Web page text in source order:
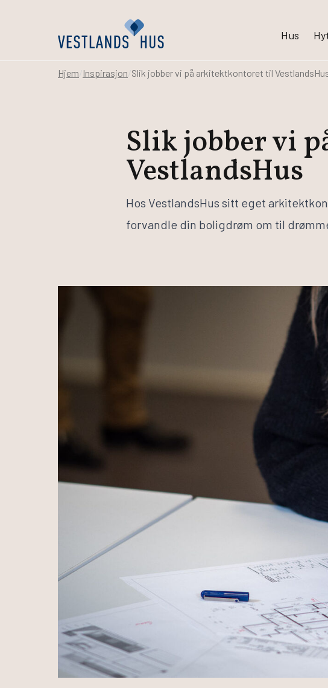
Hus
Rehabilitering
ingeniørtjenester
Bestill katalog
Husbyggerguiden
Byggeprosessen
Inspirasjon
Hjem Inspirasjon Slik jobber vi på arkitektkontoret til
Slik jobber vi
VestlandsHus
Hos VestlandsHus sitt eget
forvandle din boligdrøm om til